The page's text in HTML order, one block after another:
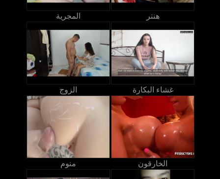
المجرية هنتر
الزوج غشاء البكارة
منوم الخارقون